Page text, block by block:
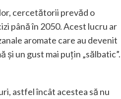
cercetătorii prevăd o
până în 2050. Acest lucru ar
aromate care au devenit
și un gust mai puțin „sălbatic”.
astfel încât acestea să nu